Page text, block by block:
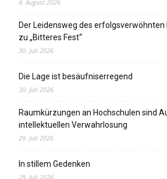
4. August 2026
Der Leidensweg des
zu „Bitteres Fest“
30. Juli 2026
Die Lage ist besäufniserregend
30. Juli 2026
Raumkürzungen an Hochschulen sind
intellektuellen Verwahrlosung
29. Juli 2026
In stillem Gedenken
29. Juli 2026